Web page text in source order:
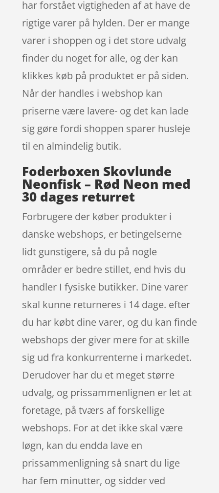
har forstået vigtigheden af at have de
rigtige varer på hylden. Der er mange
varer i shoppen og i det store udvalg
finder du noget for alle, og der kan
klikkes køb på produktet er på siden.
Når der handles i webshop kan
priserne være lavere- og det kan lade
sig gøre fordi shoppen sparer husleje
til en almindelig butik.
Foderboxen Skovlunde
Neonfisk – Rød Neon med
30 dages returret
Forbrugere der køber produkter i
danske webshops, er betingelserne
lidt gunstigere, så du på nogle
områder er bedre stillet, end hvis du
handler I fysiske butikker. Dine varer
skal kunne returneres i 14 dage. efter
du har købt dine varer, og du kan finde
webshops der giver mere for at skille
sig ud fra konkurrenterne i markedet.
Derudover har du et meget større
udvalg, og prissammenlignen er let at
foretage, på tværs af forskellige
webshops. For at det ikke skal være
løgn, kan du endda lave en
prissammenligning så snart du lige
har fem minutter, og sidder ved